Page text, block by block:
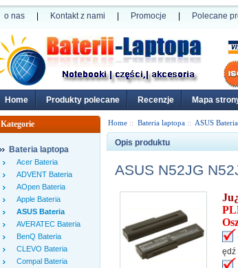
o nas Kontakt z nami Promocje Polecane
Home Produkty polecane Recenzje Mapa
Kategorie
Bateria laptopa
Acer Bateria
ADVENT Bateria
AOpen Bateria
Apple Bateria
ASUS Bateria
AVERATEC Bateria
BenQ Bateria
CLEVO Bateria
Compal Bateria
Home :: Bateria laptopa :: ASUS Bateria
Opis produktu
ASUS N52JG
ędź